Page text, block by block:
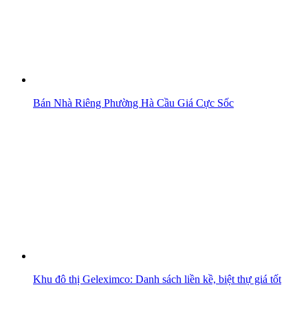
Bán Nhà Riêng Phường Hà Cầu Giá Cực Sốc
Khu đô thị Geleximco: Danh sách liền kề, biệt thự giá tốt